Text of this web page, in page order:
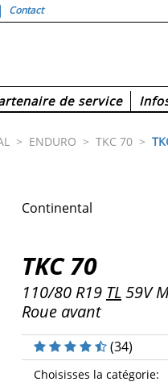
Contact
de service
> ENDURO > TKC 70 >
Continental
TKC 70
110/80 R19 TL59V
Roue avant
Choisisses la catégorie:
(34)